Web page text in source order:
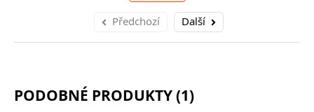
Předchozí Další
PODOBNÉ PRODUKTY (1)